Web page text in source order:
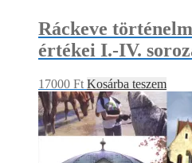
Ráckeve
értékei I.-IV.
17000 Ft Kosárba teszem